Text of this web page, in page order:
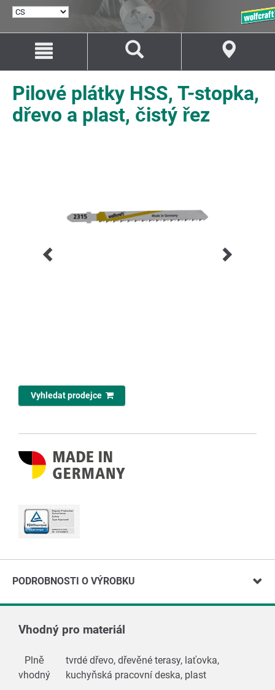
Obsah
Navigaci
Pilové plátky HSS, T-stopka,
dřevo a plast, čistý řez
Vyhledat prodejce
PODROBNOSTI O VÝROBKU
Vhodný pro materiál
Plně
vhodný
tvrdé dřevo, dřevěné terasy, laťovka,
kuchyňská pracovní deska, plast